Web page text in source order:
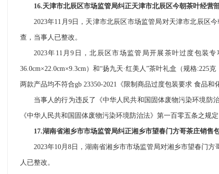
16.天津市北辰区市场监管局纠正天津市北辰区今朝茶叶经营
2023年11月9日，天津市北辰区市场监管局对天津市北辰区
查，当事人已整改。
2023年11月9日，北辰区市场监管局开展茶叶过度包装
36.0cm×22.0cm×9.3cm）和“扬九天·红美人”茶叶礼盒（规格:225
两款产品均不符合gb 23350-2021《限制商品过度包装要求 食品
当事人的行为违反了《中华人民共和国固体废物污染环境防
《中华人民共和国固体废物污染环境防治法》第一百零五条之
17.湖南省湘乡市市场监管局纠正湘乡市望春门方哥茶庄销售
2023年10月8日，湖南省湘乡市市场监管局对湘乡市望春门
人已整改。